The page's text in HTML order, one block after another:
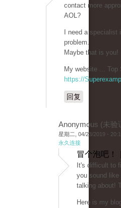
contact more
AOL?
I need a
problem.
Maybe that is you!
My website ... Top
https://
回复
Anonymous (未验
星期二, 04/23/2019 -
永久连接
冒个泡吧！
It's difficult to
you sound like
talking about!
Here is my